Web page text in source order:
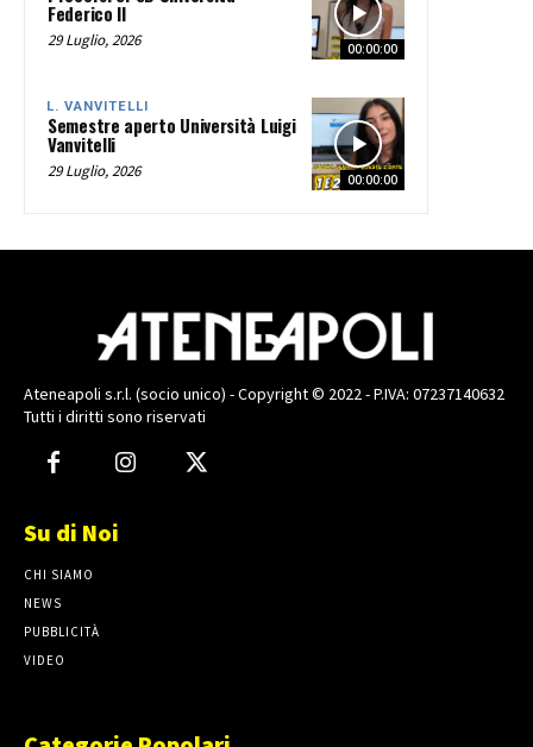
00:00:00
Federico II
29 Luglio, 2026
00:00:00
L. VANVITELLI
Semestre aperto Università Luigi
Vanvitelli
29 Luglio, 2026
Ateneapoli s.r.l. (socio unico) - Copyright © 2022 - P.IVA: 07237140632
Tutti i diritti sono riservati
Su di Noi
CHI SIAMO
NEWS
PUBBLICITÀ
VIDEO